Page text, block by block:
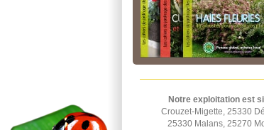
Notre exploitation est
Crouzet-Migette, 25330
25330 Malans, 25270